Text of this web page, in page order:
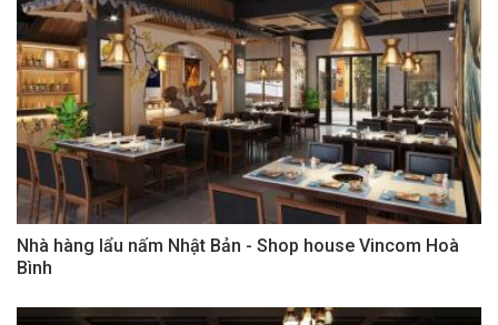
Nhà hàng lẩu nấm Nhật Bản - Shop house Vincom Hoà
Bình